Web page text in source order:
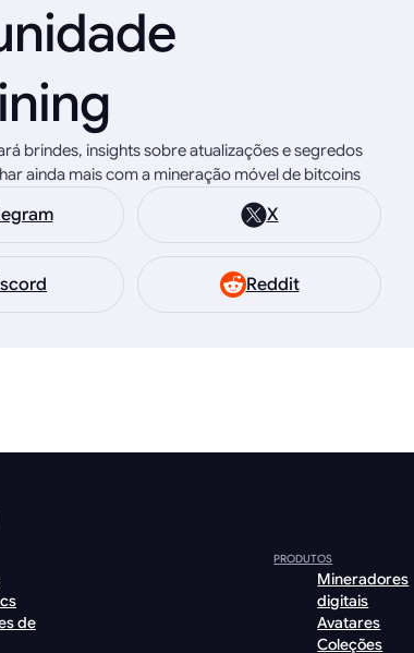
brindes, insights sobre atualizações e segredos
ainda mais com a mineração móvel de bitcoins
X
Reddit
de
PRODUTOS
Mineradores
digitais
Avatares
Coleções